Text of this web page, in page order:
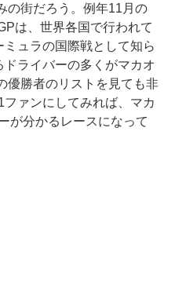
の街だろう。例年11月の
は、世界各国で行われて
ュラの国際戦として知ら
ライバーの多くがマカオ
優勝者のリストを見ても非
ァンにしてみれば、マカ
が分かるレースになって